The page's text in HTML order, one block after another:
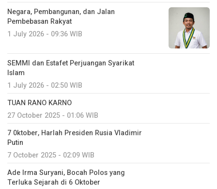
Negara, Pembangunan, dan Jalan
Pembebasan Rakyat
1 July 2026 - 09:36 WIB
SEMMI dan Estafet Perjuangan Syarikat
Islam
1 July 2026 - 02:50 WIB
TUAN RANO KARNO
27 October 2025 - 01:06 WIB
7 0ktober, Harlah Presiden Rusia Vladimir
Putin
7 October 2025 - 02:09 WIB
Ade Irma Suryani, Bocah Polos yang
Terluka Sejarah di 6 Oktober